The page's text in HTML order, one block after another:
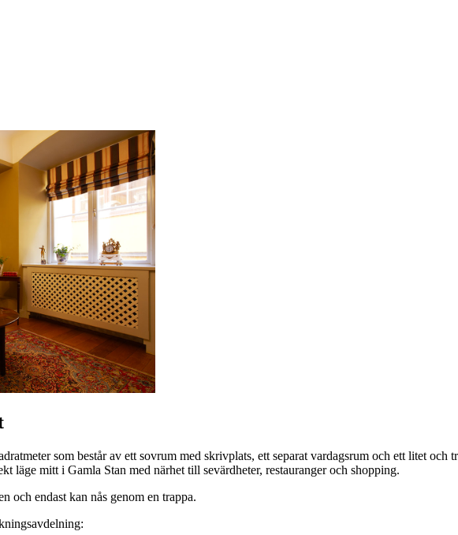
som består av ett sovrum med skrivplats, ett separat vardagsrum och ett litet
läge mitt i Gamla Stan med närhet till sevärdheter, restauranger och shopping.
och endast kan nås genom en trappa.